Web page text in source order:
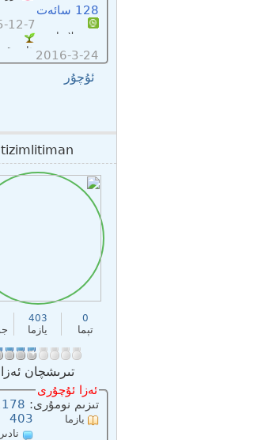
128 سائەت
تىزىملاتقان :
12-7
ئاخىرقى: 2016-3-24
ئۇچۇر
tizimlitiman
0
تېما
403
يازما
تىرىشچان ئەزا
ئەزا ئۇچۇرى
تىزىم نومۇرى:
يازما
403